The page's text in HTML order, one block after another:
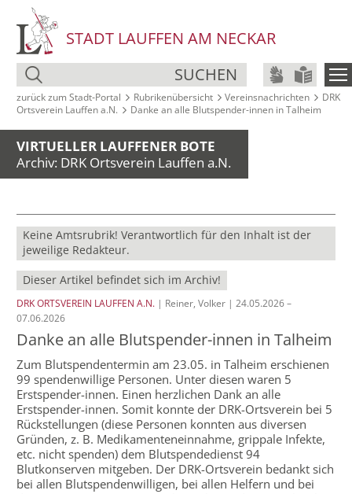
STADT LAUFFEN AM NECKAR
SUCHEN
zurück zum Stadt‑Portal Rubrikenübersicht Vereinsnachrichten
DRK
Ortsverein Lauffen a.N.
Danke an alle Blutspender-innen in Talheim
VIRTUELLER LAUFFENER BOTE
Archiv: DRK Ortsverein Lauffen a.N.
Keine Amtsrubrik! Verantwortlich für den Inhalt ist der
jeweilige Redakteur.
Dieser Artikel befindet sich im Archiv!
DRK ORTSVEREIN LAUFFEN A.N. | Reiner, Volker | 24.05.2026 –
07.06.2026
Danke an alle Blutspender-innen in Talheim
Zum Blutspendentermin am 23.05. in Talheim erschienen
99 spendenwillige Personen. Unter diesen waren 5
Erstspender-innen. Einen herzlichen Dank an alle
Erstspender-innen. Somit konnte der DRK-Ortsverein bei 5
Rückstellungen (diese Personen konnten aus diversen
Gründen, z. B. Medikamenteneinnahme, grippale Infekte,
etc. nicht spenden) dem Blutspendedienst 94
Blutkonserven mitgeben. Der DRK-Ortsverein bedankt sich
bei allen Blutspendenwilligen, bei allen Helfern und bei